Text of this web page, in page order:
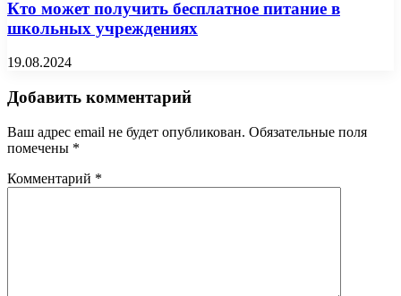
Кто может получить бесплатное питание в
школьных учреждениях
19.08.2024
Добавить комментарий
Ваш адрес email не будет опубликован. Обязательные поля
помечены *
Комментарий *